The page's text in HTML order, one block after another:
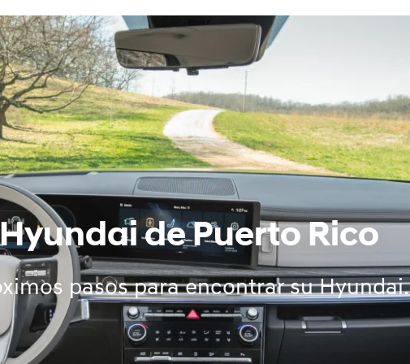
de Puerto Rico
pasos para encontrar su Hyundai.